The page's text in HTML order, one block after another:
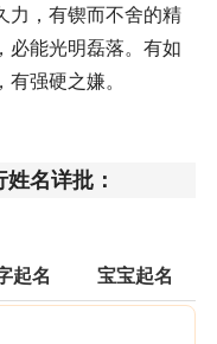
力，有锲而不舍的精
必能光明磊落。有如
强硬之嫌。
名详批：
起名 宝宝起名